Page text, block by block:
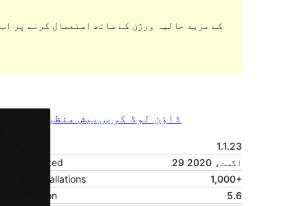
پیش منظر دیکھیں ڈاؤن لوڈ کریں
1.1.23
Last updated
29 اگست، 2020
Active installations
1,000+
PHP version
5.6